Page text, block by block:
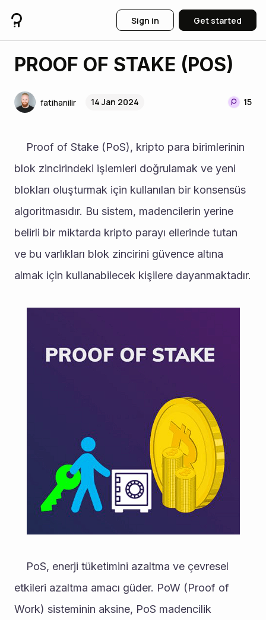
Sign in Get started
PROOF OF STAKE (POS)
fatihanilir 14 Jan 2024 15
blok zincirindeki işlemleri doğrulamak ve yeni
blokları oluşturmak için kullanılan bir konsensüs
algoritmasıdır. Bu sistem, madencilerin yerine
belirli bir miktarda kripto parayı ellerinde tutan
ve bu varlıkları blok zincirini güvence altına
almak için kullanabilecek kişilere dayanmaktadır.
etkileri azaltma amacı güder. PoW (Proof of
Work) sisteminin aksine, PoS madencilik